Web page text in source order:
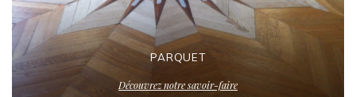
PARQUET
Découvrez notre savoir-faire